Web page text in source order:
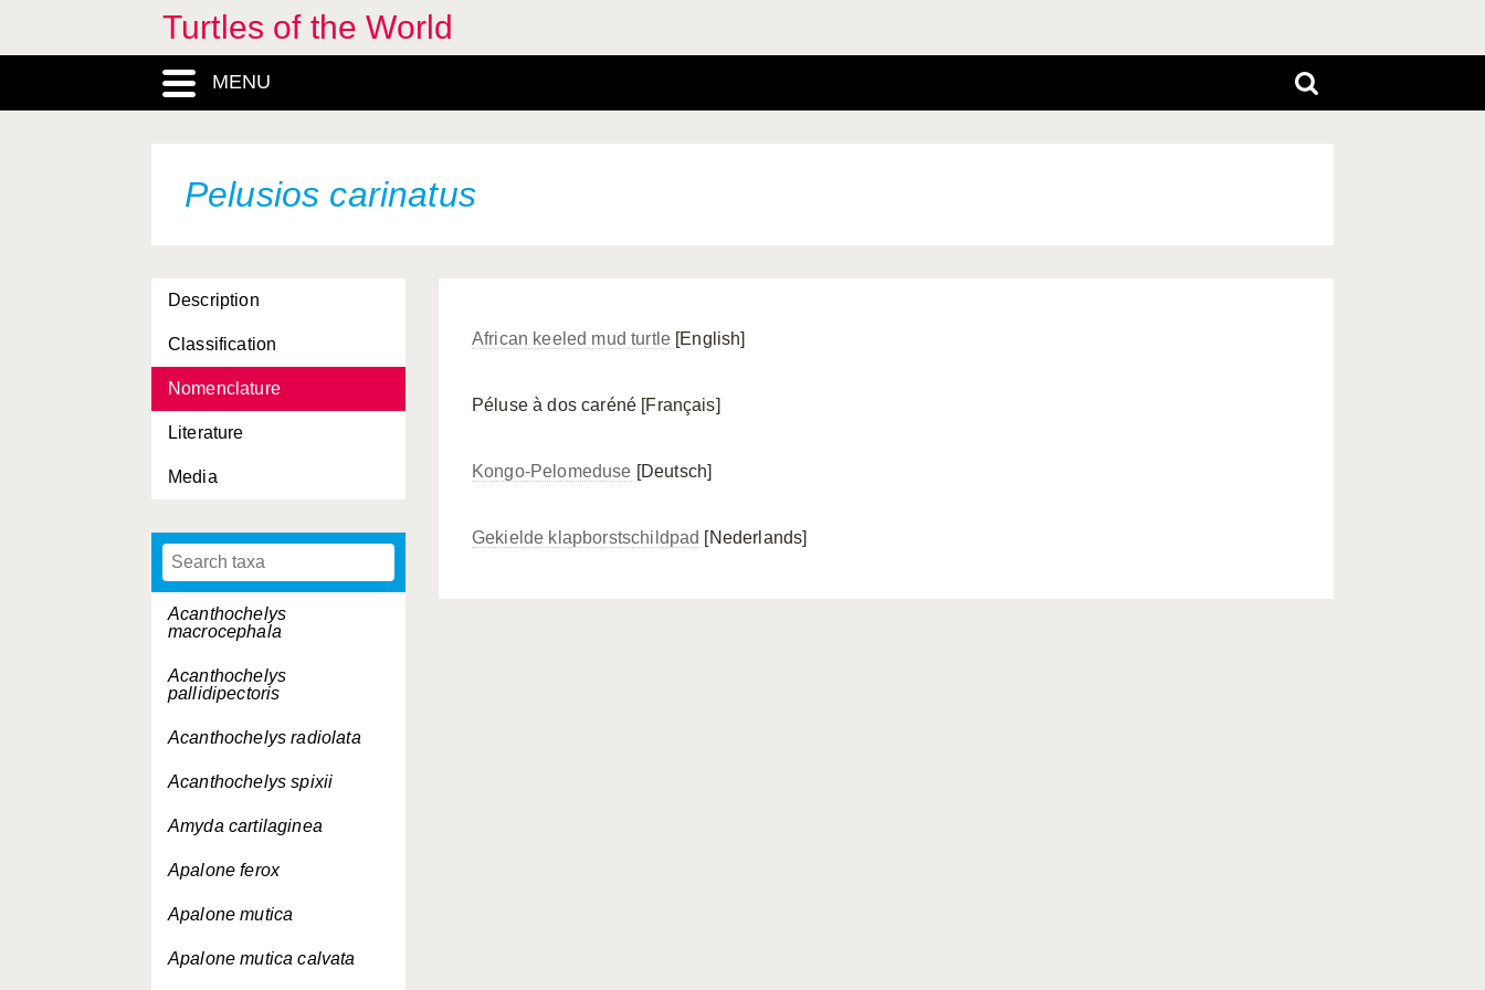
Turtles of the World
MENU
Pelusios carinatus
Description
Classification
Nomenclature
Literature
Media
Acanthochelys
macrocephala
Acanthochelys
pallidipectoris
Acanthochelys radiolata
Acanthochelys spixii
Amyda cartilaginea
Apalone ferox
Apalone mutica
Apalone muticacalvata
African keeled mud turtle [English]
Péluse à dos caréné [Français]
Kongo-Pelomeduse [Deutsch]
Gekielde klapborstschildpad [Nederlands]